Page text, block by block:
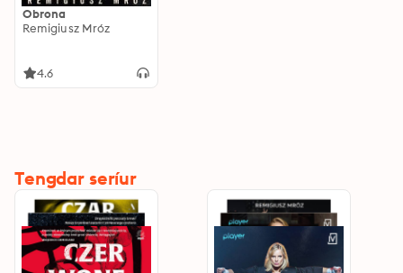
Obrona
Remigiusz Mróz
4.6
Tengdar seríur